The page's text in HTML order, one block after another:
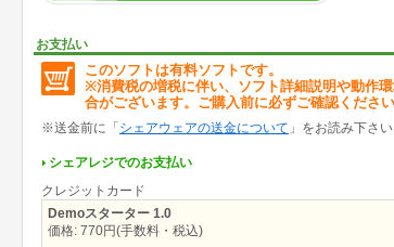
お支払い
このソフトは有料ソフトです。
※消費税の増税に伴い、ソフト詳細説明や動作
合がございます。ご購入前に必ずご確認ください
※送金前に「 シェアウェアの送金について 」をお読み下さい
シェアレジでのお支払い
クレジットカード
Demoスターター 1.0
価格: 770円(手数料・税込)